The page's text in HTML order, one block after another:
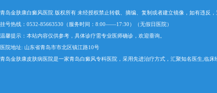
青岛金肤康白癜风医院 版权所有 未经授权禁止转载、摘编、复制或者建立镜像，如有违反
挂号热线：0532-85663530（服务时间：8:00——17:30）（无假日医院）
温馨提示：本站内容仅供参考，具体诊疗需专业医师确诊，欢迎垂询。
医院地址: 山东省青岛市市北区镇江路10号
青岛金肤康皮肤病医院是一家青岛白癜风专科医院，采用先进治疗方式，汇聚知名医生,临床